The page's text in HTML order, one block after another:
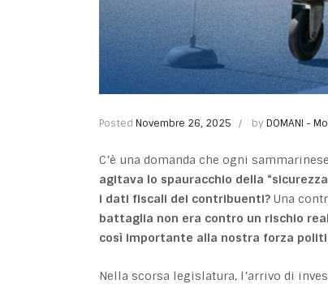
Posted Novembre 26, 2025 by DOMANI -
C’è una domanda che ogni
agitava lo spauracchio della
i dati fiscali dei contribuenti? Una
battaglia non era contro un rischio
così importante alla nostra forza
Nella scorsa legislatura, l’arrivo di